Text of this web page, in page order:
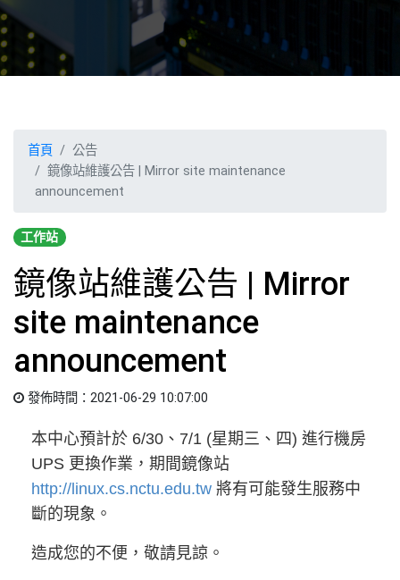
首頁
公告
鏡像站維護公告 | Mirror site maintenance
announcement
工作站
鏡像站維護公告 | Mirror
site maintenance
announcement
發佈時間：2021-06-29 10:07:00
本中心預計於 6/30、7/1 (星期三、四) 進行機房
UPS 更換作業，期間鏡像站
http://linux.cs.nctu.edu.tw 將有可能發生服務中
斷的現象。
造成您的不便，敬請見諒。